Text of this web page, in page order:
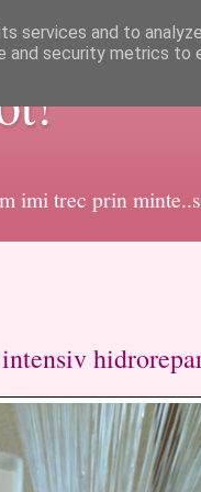
imi trec prin
services and to
and security metrics to